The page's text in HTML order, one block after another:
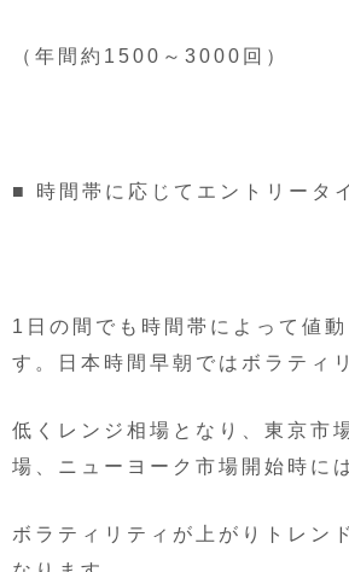
（年間約1500～3000回）
■ 時間帯に応じてエントリータ
1日の間でも時間帯によって値動
す。日本時間早朝ではボラティ
低くレンジ相場となり、東京市
場、ニューヨーク市場開始時に
ボラティリティが上がりトレン